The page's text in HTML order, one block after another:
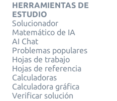
HERRAMIENTAS DE
ESTUDIO
Solucionador
Matemático de IA
AI Chat
Problemas populares
Hojas de trabajo
Hojas de referencia
Calculadoras
Calculadora gráfica
Verificar solución